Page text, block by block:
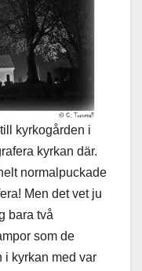
kyrkogården i
kyrkan där.
normalpuckade
Men det vet ju
bara två
som de
i kyrkan med var